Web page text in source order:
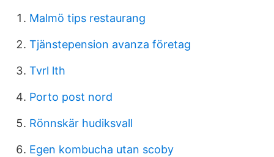
Malmö tips restaurang
Tjänstepension avanza företag
Tvrl lth
Porto post nord
Rönnskär hudiksvall
Egen kombucha utan scoby